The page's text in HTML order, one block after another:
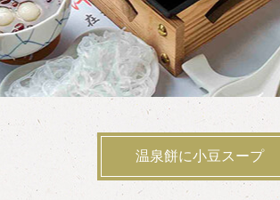
温泉餅に小豆スープ